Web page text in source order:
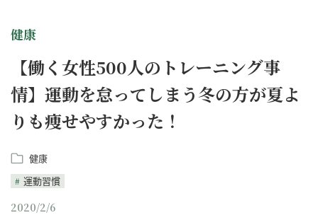
健康
【働く女性500人のトレーニング事
情】運動を怠ってしまう冬の方が夏よ
りも痩せやすかった！
健康
運動習慣
2020/2/6